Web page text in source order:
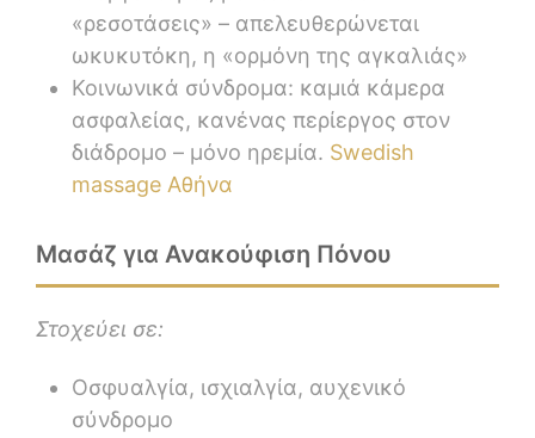
«ρεσοτάσεις» – απελευθερώνεται
ωκυκυτόκη, η «ορμόνη της αγκαλιάς»
Κοινωνικά σύνδρομα: καμιά κάμερα
ασφαλείας, κανένας περίεργος στον
διάδρομο – μόνο ηρεμία. Swedish
massage Αθήνα
Μασάζ για Ανακούφιση Πόνου
Στοχεύει σε:
Οσφυαλγία, ισχιαλγία, αυχενικό
σύνδρομο